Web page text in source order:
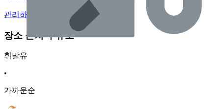
관리하기
장소 근처 주유소
휘발유
•
가까운순